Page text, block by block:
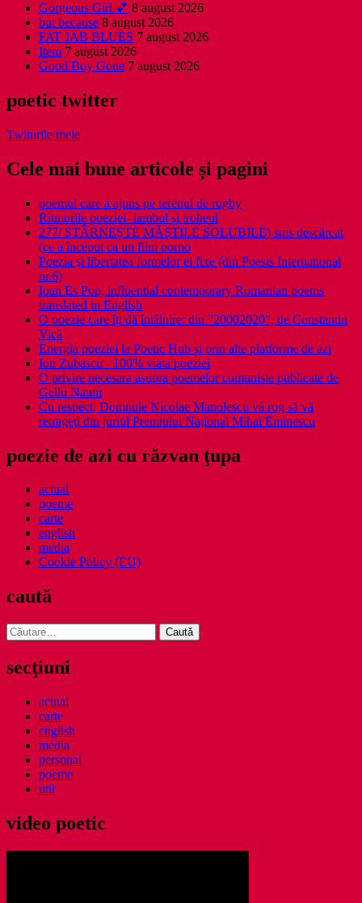
Gorgeous Girl 💕 8 august 2026
but because 8 august 2026
FAT JAB BLUES 7 august 2026
Item 7 august 2026
Good Boy Gone 7 august 2026
poetic twitter
Twiturile mele
Cele mai bune articole și pagini
poemul care a ajuns pe terenul de rugby
Ritmurile poeziei- iambul și troheul
277/ STÂRNEȘTE MĂȘTILE SOLUBILE) sms descărcat
(ce a început ca un film porno
Poezia şi libertatea formelor ei fixe (din Poesis International
nr.6)
Ioan Es Pop, influential contemporary Romanian poems
translated in English
O poezie care îți dă întâlnire: din ”20002020”, de Constantin
Vică
Energia poeziei la Poetic Hub și prin alte platforme de azi
Ion Zubascu - 100% viata poeziei
O privire necesara asupra poemelor comuniste publicate de
Gellu Naum
Cu respect, Domnule Nicolae Manolescu vă rog să vă
retrageţi din juriul Premiului Naţional Mihai Eminescu
poezie de azi cu răzvan ţupa
actual
poeme
carte
english
media
Cookie Policy (EU)
caută
Caută
după:
secţiuni
actual
carte
english
media
personal
poeme
util
video poetic